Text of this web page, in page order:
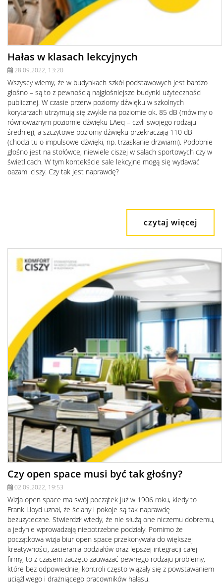
Hałas w klasach lekcyjnych
28.09.2022, 13:20
Wszyscy wiemy, że w budynkach szkół podstawowych jest bardzo
głośno – są to z pewnością najgłośniejsze budynki użyteczności
publicznej. W czasie przerw poziomy dźwięku w szkolnych
korytarzach utrzymują się zwykle na poziomie ok. 85 dB (mówimy o
równoważnym poziomie dźwięku LAeq – czyli swojego rodzaju
średniej), a szczytowe poziomy dźwięku przekraczają 110 dB
(chodzi tu o impulsowe dźwięki, np. trzaskanie drzwiami). Podobnie
głośno jest na stołówce, niewiele ciszej w salach sportowych czy w
świetlicach. W tym kontekście sale lekcyjne mogą się wydawać
oazami ciszy. Czy tak jest naprawdę?
czytaj więcej
Czy open space musi być tak głośny?
02.09.2022, 19:53
Wizja open space ma swój początek już w 1906 roku, kiedy to
Frank Lloyd uznał, że ściany i pokoje są tak naprawdę
bezużyteczne. Stwierdził wtedy, że nie służą one niczemu dobremu,
a jedynie wprowadzają niepotrzebne podziały. Pomimo że
początkowa wizja biur open space przekonywała do większej
kreatywności, zacierania podziałów oraz lepszej integracji całej
firmy, to z czasem zaczęto zauważać pewnego rodzaju problemy,
które bez odpowiedniej kontroli często wiązały się z powstawaniem
uciążliwego i drażniącego pracowników hałasu.